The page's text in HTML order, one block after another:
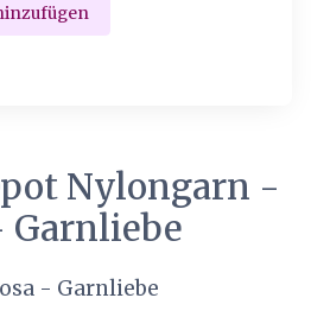
Nylongarn -
Garnliebe
- Garnliebe